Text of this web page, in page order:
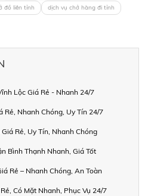
đồ liên tỉnh
dịch vụ chở hàng đi tỉnh
Lộc Giá Rẻ - Nhanh 24/7
Rẻ, Nhanh Chóng, Uy Tín 24/7
Rẻ, Uy Tín, Nhanh Chóng
Bình Thạnh Nhanh, Giá Tốt
Rẻ – Nhanh Chóng, An Toàn
Có Mặt Nhanh, Phục Vụ 24/7